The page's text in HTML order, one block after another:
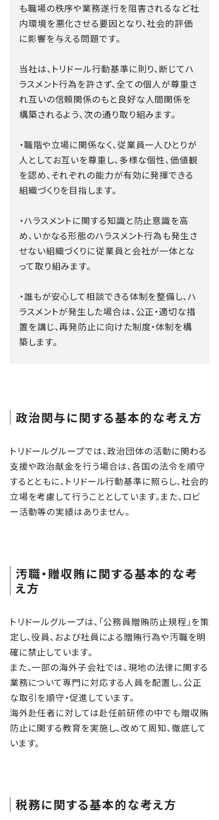
も職場の秩序や業務遂行を阻害されるなど社
内環境を悪化させる要因となり、社会的評価
に影響を与える問題です。
当社は、トリドール行動基準に則り、断じてハ
ラスメント行為を許さず、全ての個人が尊重さ
れ互いの信頼関係のもと良好な人間関係を
構築されるよう、次の通り取り組みます。
・職階や立場に関係なく、従業員一人ひとりが
人としてお互いを尊重し、多様な個性、価値観
を認め、それぞれの能力が有効に発揮できる
組織づくりを目指します。
・ハラスメントに関する知識と防止意識を高
め、いかなる形態のハラスメント行為も発生さ
せない組織づくりに従業員と会社が一体とな
って取り組みます。
・誰もが安心して相談できる体制を整備し、ハ
ラスメントが発生した場合は、公正・適切な措
置を講じ、再発防止に向けた制度・体制を構
築します。
政治関与に関する基本的な考え方
トリドールグループでは、政治団体の活動に関わる
支援や政治献金を行う場合は、各国の法令を順守
するとともに、トリドール行動基準に照らし、社会的
立場を考慮して行うこととしています。また、ロビ
ー活動等の実績はありません。
汚職・贈収賄に関する基本的な考
え方
トリドールグループは、「公務員贈賄防止規程」を策
定し、役員、および社員による贈賄行為や汚職を明
確に禁止しています。
また、一部の海外子会社では、現地の法律に関する
業務について専門に対応する人員を配置し、公正
な取引を順守・促進しています。
海外赴任者に対しては赴任前研修の中でも贈収賄
防止に関する教育を実施し、改めて周知、徹底して
います。
税務に関する基本的な考え方